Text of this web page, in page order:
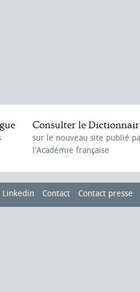
Consulter le
sur le nouveau site publié
l'Académie française
Linkedin Contact Contact presse